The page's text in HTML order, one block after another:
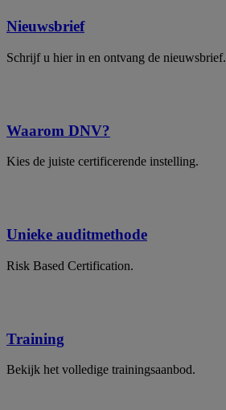
Nieuwsbrief
Schrijf u hier in en ontvang de nieuwsbrief.
Waarom DNV?
Kies de juiste certificerende instelling.
Unieke auditmethode
Risk Based Certification.
Training
Bekijk het volledige trainingsaanbod.